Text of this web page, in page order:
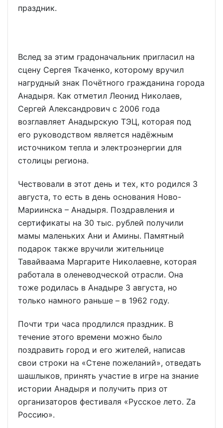
праздник.
Вслед за этим градоначальник пригласил на
сцену Сергея Ткаченко, которому вручил
нагрудный знак Почётного гражданина города
Анадыря. Как отметил Леонид Николаев,
Сергей Александрович с 2006 года
возглавляет Анадырскую ТЭЦ, которая под
его руководством является надёжным
источником тепла и электроэнергии для
столицы региона.
Чествовали в этот день и тех, кто родился 3
августа, то есть в день основания Ново-
Мариинска – Анадыря. Поздравления и
сертификаты на 30 тыс. рублей получили
мамы маленьких Ани и Амины. Памятный
подарок также вручили жительнице
Тавайваама Маргарите Николаевне, которая
работала в оленеводческой отрасли. Она
тоже родилась в Анадыре 3 августа, но
только намного раньше – в 1962 году.
Почти три часа продлился праздник. В
течение этого времени можно было
поздравить город и его жителей, написав
свои строки на «Стене пожеланий», отведать
шашлыков, принять участие в игре на знание
истории Анадыря и получить приз от
организаторов фестиваля «Русское лето. Zа
Россию».